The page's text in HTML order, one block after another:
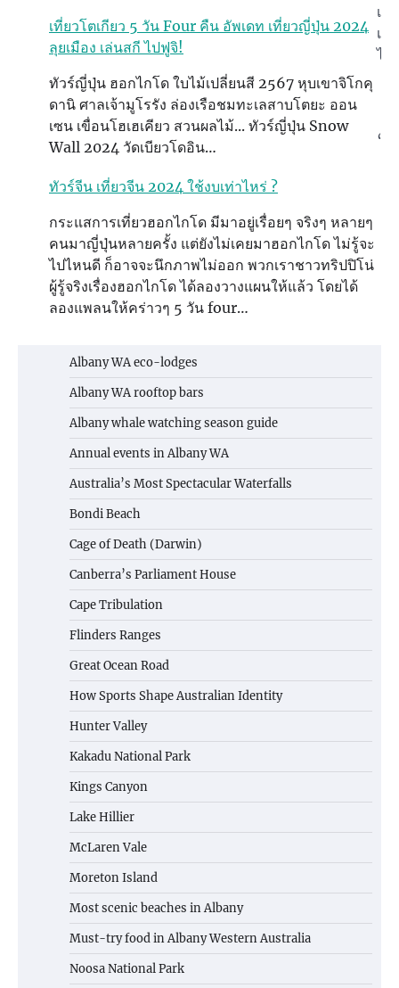
เที่ยวโตเกียว 5 วัน Four คืน อัพเดท เที่ยวญี่ปุ่น 2024
ลุยเมือง เล่นสกี ไปฟูจิ!
ทัวร์ญี่ปุ่น ฮอกไกโด ใบไม้เปลี่ยนสี 2567 หุบเขาจิโกคุ
ดานิ ศาลเจ้ามูโรรัง ล่องเรือชมทะเลสาบโตยะ ออน
เซน เขื่อนโฮเฮเคียว สวนผลไม้... ทัวร์ญี่ปุ่น Snow
Wall 2024 วัดเบียวโดอิน…
ทัวร์จีน เที่ยวจีน 2024 ใช้งบเท่าไหร่ ?
กระแสการเที่ยวฮอกไกโด มีมาอยู่เรื่อยๆ จริงๆ หลายๆ
คนมาญี่ปุ่นหลายครั้ง แต่ยังไม่เคยมาฮอกไกโด ไม่รู้จะ
ไปไหนดี ก็อาจจะนึกภาพไม่ออก พวกเราชาวทริปปิโน่
ผู้รู้จริงเรื่องฮอกไกโด ได้ลองวางแผนให้แล้ว โดยได้
ลองแพลนให้คร่าวๆ 5 วัน four…
เมื
เล่
ไป
‘โ
Albany WA eco-lodges
Albany WA rooftop bars
Albany whale watching season guide
Annual events in Albany WA
Australia’s Most Spectacular Waterfalls
Bondi Beach
Cage of Death (Darwin)
Canberra’s Parliament House
Cape Tribulation
Flinders Ranges
Great Ocean Road
How Sports Shape Australian Identity
Hunter Valley
Kakadu National Park
Kings Canyon
Lake Hillier
McLaren Vale
Moreton Island
Most scenic beaches in Albany
Must-try food in Albany Western Australia
Noosa National Park